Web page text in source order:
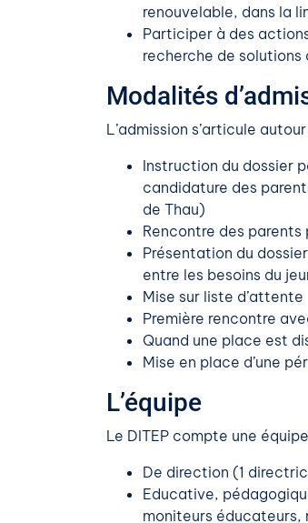
renouvelable, dans la
Participer à des
recherche de solutions
Modalités
L’admission s’articule
Instruction du dossier
candidature des
de Thau)
Rencontre des
Présentation du
entre les besoins du
Mise sur liste d’attente
Première rencontre
Quand une place est
Mise en place d’une
L’équipe
Le DITEP compte une
De direction (1
Educative,
moniteurs éducateurs,